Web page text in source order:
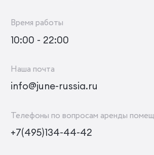
Время работы
10:00 - 22:00
Наша почта
info@june-russia.ru
Телефоны по вопросам аренды
+7(495)134-44-42